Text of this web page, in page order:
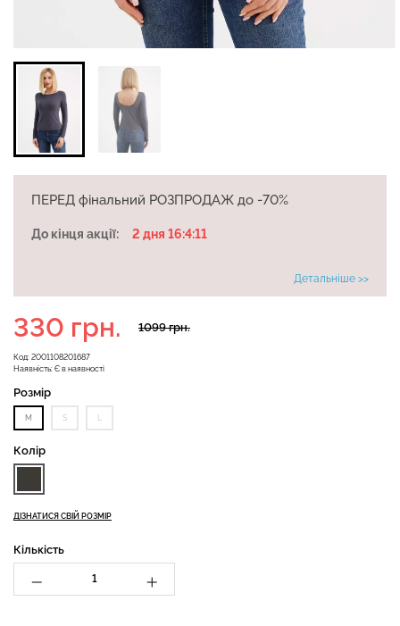
ПЕРЕД фінальний РОЗПРОДАЖ до -70%
До кінця акції: 2 дня 16:4:11
Детальніше >>
Код: 2001108201687
Наявність: Є в наявності
1099 грн.
330 грн.
Розмір
M S L
Колір
ДІЗНАТИСЯ СВІЙ РОЗМІР
Кількість
LEGGINGS (чорний) Giulia
талією TRACKS 01
549 грн.